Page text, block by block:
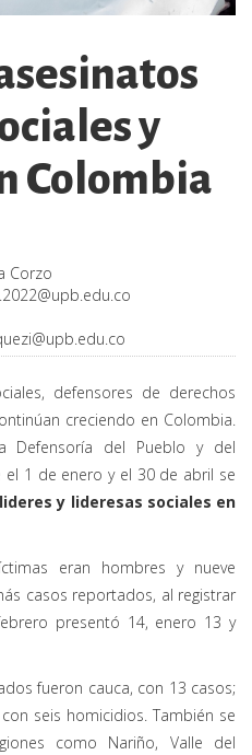
y
Colombia
Corzo
defensores de derechos
creciendo en Colombia.
Defensoría del Pueblo y del
1 de enero y el 30 de abril se
y lideresas sociales en
eran hombres y nueve
casos reportados, al registrar
presentó 14, enero 13 y
fueron cauca, con 13 casos;
seis homicidios. También se
como Nariño, Valle del